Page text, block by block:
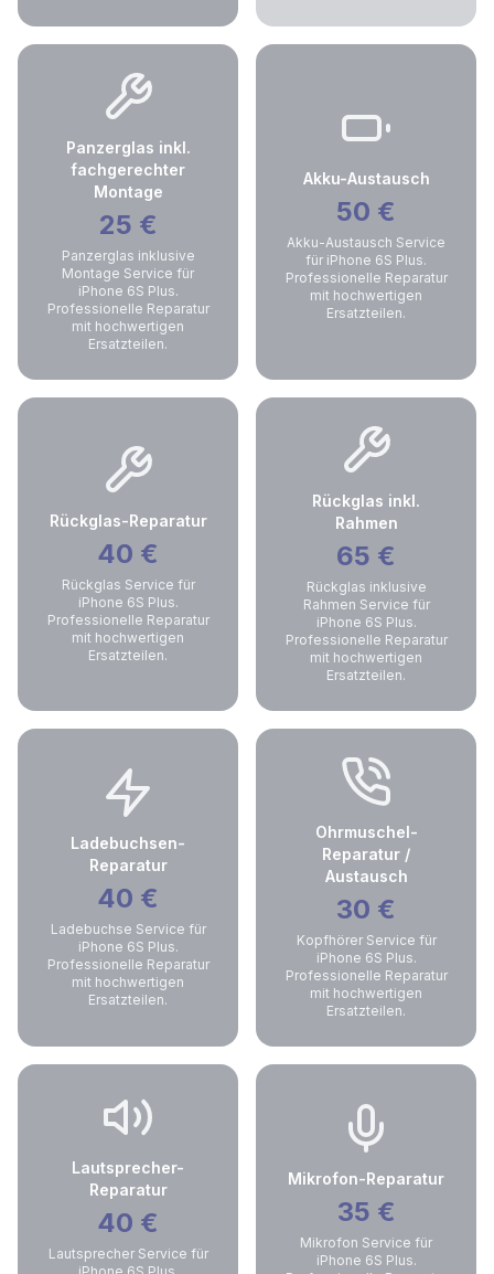
Panzerglas inkl.
fachgerechter
Montage
25 €
Panzerglas inklusive
Montage Service für
iPhone 6S Plus.
Professionelle Reparatur
mit hochwertigen
Ersatzteilen.
Akku-Austausch
50 €
Akku-Austausch Service
für iPhone 6S Plus.
Professionelle Reparatur
mit hochwertigen
Ersatzteilen.
Rückglas-Reparatur
40 €
Rückglas Service für
iPhone 6S Plus.
Professionelle Reparatur
mit hochwertigen
Ersatzteilen.
Rückglas inkl.
Rahmen
65 €
Rückglas inklusive
Rahmen Service für
iPhone 6S Plus.
Professionelle Reparatur
mit hochwertigen
Ersatzteilen.
Ladebuchsen-
Reparatur
40 €
Ladebuchse Service für
iPhone 6S Plus.
Professionelle Reparatur
mit hochwertigen
Ersatzteilen.
Ohrmuschel-
Reparatur /
Austausch
30 €
Kopfhörer Service für
iPhone 6S Plus.
Professionelle Reparatur
mit hochwertigen
Ersatzteilen.
Lautsprecher-
Reparatur
40 €
Lautsprecher Service für
Mikrofon-Reparatur
35 €
Mikrofon Service für
iPhone 6S Plus.